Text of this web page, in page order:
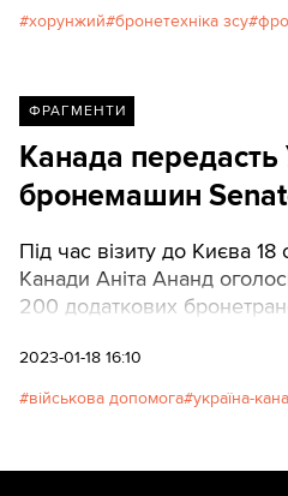
хорунжий бронетехніка зсу
ФРАГМЕНТИ
Канада передасть
бронемашин
Під час візиту до Києва 18
Канади Аніта Ананд
200 додаткових
2023-01-18 16:10
військова допомога україна-